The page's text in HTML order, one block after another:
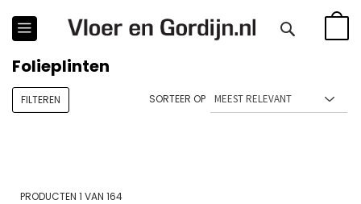
Folieplinten
PRODUCTEN 1 VAN 164
SORTEER OP
FILTEREN